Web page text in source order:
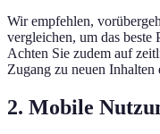
Wir empfehlen,
vergleichen, um das beste
Achten Sie zudem auf
Zugang zu neuen Inhalten
2. Mobile